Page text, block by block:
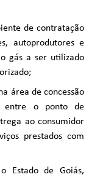
de contratação
autoprodutores e
gás a ser utilizado
área de concessão
entre o ponto de
ao consumidor
prestados com
Estado de Goiás,